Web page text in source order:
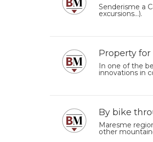
Senderisme a
excursions…).
Property
In one of the
innovations in
By bike
Maresme
other